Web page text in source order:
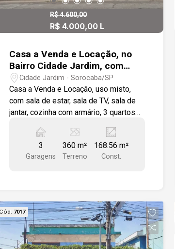
R$ 4.600,00
R$ 4.000,00 L
Casa a Venda e Locação, no
Bairro Cidade Jardim, com
área construída de 168,56 m²,
com 3 quartos.
Cidade Jardim - Sorocaba/SP
Casa a Venda e Locação, uso misto,
com sala de estar, sala de TV, sala de
jantar, cozinha com armário, 3 quartos
banheiros, quintal amplo com edícula,3
vagas de garagem descoberta, portão
eletrônico, próximos a escolas e
3
Garagens
360 m²
Terreno
168.56 m²
Const.
Cód. 7017